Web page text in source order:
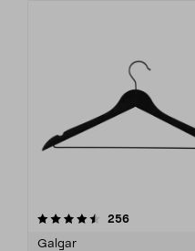
256recensioner
Galgar
4.0av 5 stjärnor